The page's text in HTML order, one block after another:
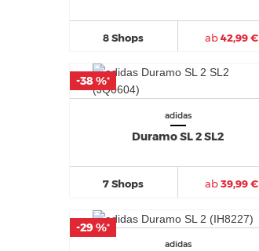
8 Shops ab42,99 €
adidas
Duramo SL 2 SL2
7 Shops ab39,99 €
-38 %*
-38 %*
adidas
-29 %*
-29 %*